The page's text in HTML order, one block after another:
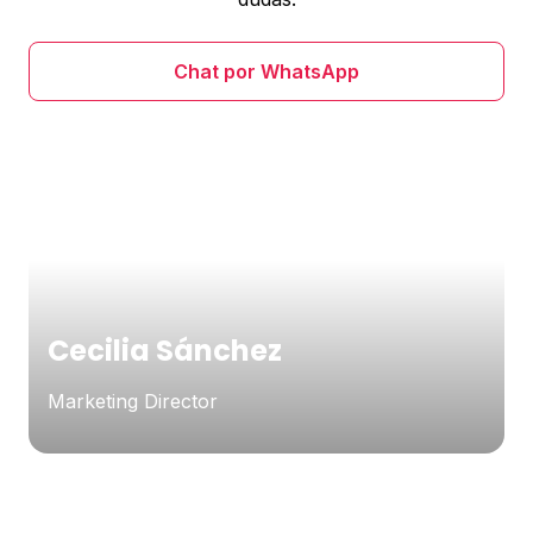
Chat por WhatsApp
Cecilia Sánchez
Marketing Director